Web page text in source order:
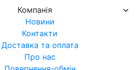
Компанія
Новини
Контакти
Доставка та оплата
Про нас